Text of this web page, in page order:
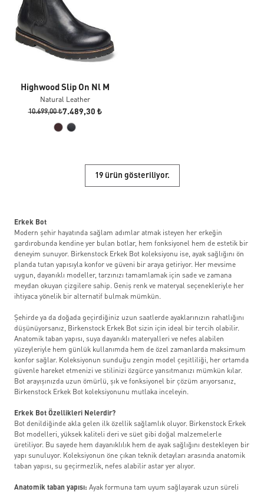
Highwood Slip On Nl M
Natural Leather
10.699,00 ₺7.489,30 ₺
19 ürün gösteriliyor.
Erkek Bot
Modern şehir hayatında sağlam adımlar atmak isteyen her erkeğin
gardırobunda kendine yer bulan botlar, hem fonksiyonel hem de estetik bir
deneyim sunuyor. Birkenstock Erkek Bot koleksiyonu ise, ayak sağlığını ön
planda tutan yapısıyla konfor ve güveni bir araya getiriyor. Her mevsime
uygun, dayanıklı modeller, tarzınızı tamamlamak için sade ve zamana
meydan okuyan çizgilere sahip. Geniş renk ve materyal seçenekleriyle her
ihtiyaca yönelik bir alternatif bulmak mümkün.
Şehirde ya da doğada geçirdiğiniz uzun saatlerde ayaklarınızın rahatlığını
düşünüyorsanız, Birkenstock Erkek Bot sizin için ideal bir tercih olabilir.
Anatomik taban yapısı, suya dayanıklı materyalleri ve nefes alabilen
yüzeyleriyle hem günlük kullanımda hem de özel zamanlarda maksimum
konfor sağlar. Koleksiyonun sunduğu zengin model çeşitliliği, her ortamda
güvenle hareket etmenizi ve stilinizi özgürce yansıtmanızı mümkün kılar.
Bot arayışınızda uzun ömürlü, şık ve fonksiyonel bir çözüm arıyorsanız,
Birkenstock Erkek Bot koleksiyonunu mutlaka inceleyin.
Erkek Bot Özellikleri Nelerdir?
Bot denildiğinde akla gelen ilk özellik sağlamlık oluyor. Birkenstock Erkek
Bot modelleri, yüksek kaliteli deri ve süet gibi doğal malzemelerle
üretiliyor. Bu sayede hem dayanıklılık hem de ayak sağlığını destekleyen bir
yapı sunuluyor. Koleksiyonun öne çıkan teknik detayları arasında anatomik
taban yapısı, su geçirmezlik, nefes alabilir astar yer alıyor.
Anatomik taban yapısı: Ayak formuna tam uyum sağlayarak uzun süreli